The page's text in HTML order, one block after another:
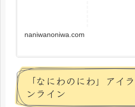
naniwanoniwa.com
「なにわのにわ」アイ
ンライン